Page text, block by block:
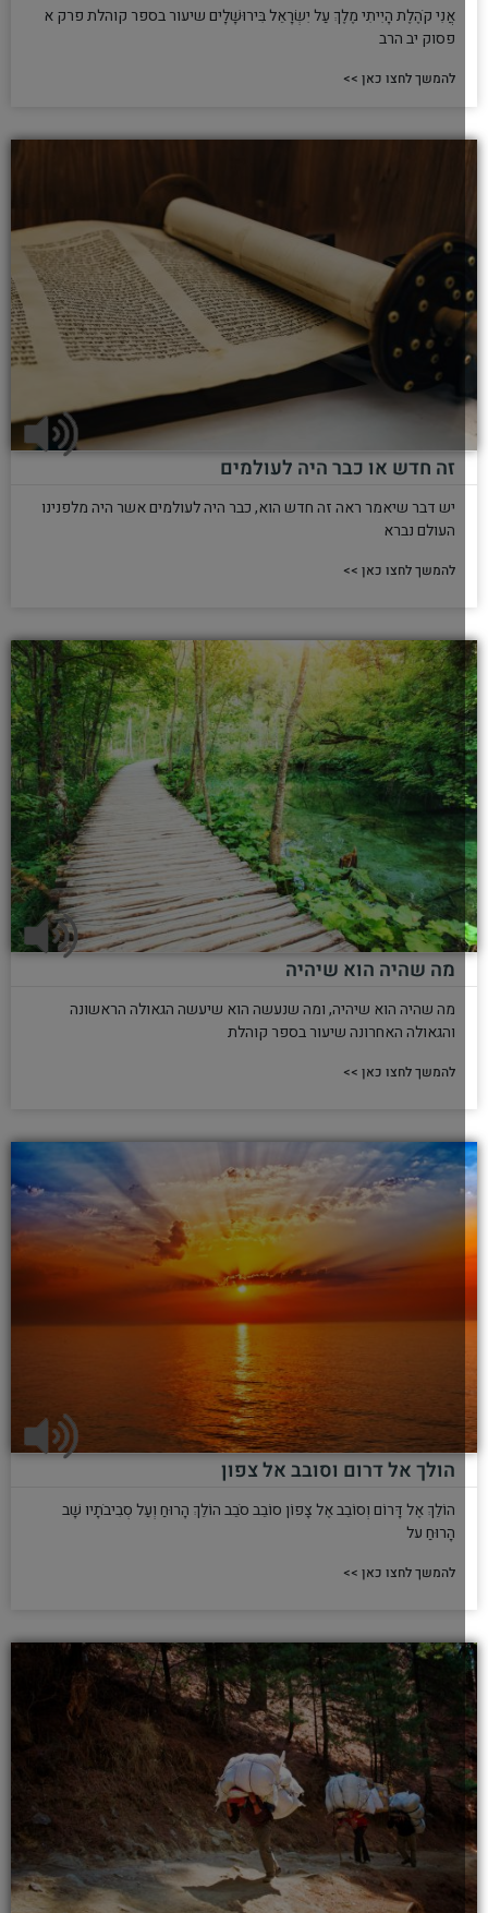
אֲנִי קֹהֶלֶת הָיִיתִי מֶלֶךְ עַל יִשְׂרָאֵל בִּירוּשָׁלִָים שיעור בספר קוהלת פרק א
פסוק יב הרב
להמשך לחצו כאן >>
זה חדש או כבר היה לעולמים
יש דבר שיאמר ראה זה חדש הוא, כבר היה לעולמים אשר היה מלפנינו
העולם נברא
להמשך לחצו כאן >>
מה שהיה הוא שיהיה
מה שהיה הוא שיהיה, ומה שנעשה הוא שיעשה הגאולה הראשונה
והגאולה האחרונה שיעור בספר קוהלת
להמשך לחצו כאן >>
הולך אל דרום וסובב אל צפון
הוֹלֵךְ אֶל דָּרוֹם וְסוֹבֵב אֶל צָפוֹן סוֹבֵב סֹבֵב הוֹלֵךְ הָרוּחַ וְעַל סְבִיבֹתָיו שָׁב
הָרוּחַ על
להמשך לחצו כאן >>